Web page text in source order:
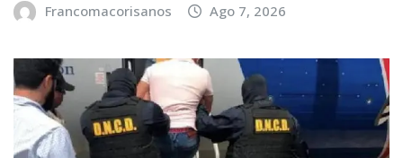
Francomacorisanos Ago 7, 2026